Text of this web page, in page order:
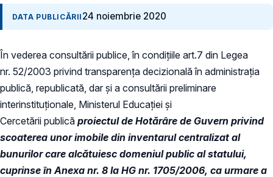
DATA PUBLICĂRII 24 noiembrie 2020
În vederea consultării publice, în condiţiile art.7 din Legea
nr. 52/2003 privind transparenţa decizională în administraţia
publică, republicată, dar și a consultării preliminare
interinstituționale, Ministerul Educaţiei și
Cercetării publică proiectul de Hotărâre de Guvern privind
scoaterea unor imobile din inventarul centralizat al
bunurilor care alcătuiesc domeniul public al statului,
cuprinse în Anexa nr. 8 la HG nr. 1705/2006, ca urmare a